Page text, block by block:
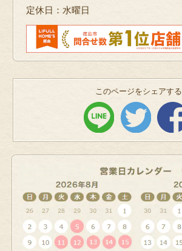
定休日：水曜日
このページをシェアする